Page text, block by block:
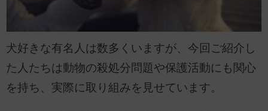
犬好きな有名人は数多くいますが、今回ご紹介し
た人たちは動物の殺処分問題や保護活動にも関心
を持ち、実際に取り組みを見せています。